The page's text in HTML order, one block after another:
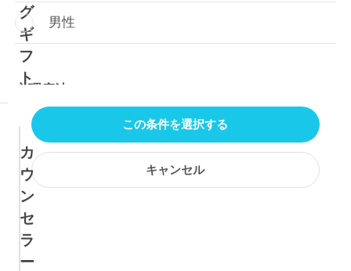
グ
ギ
フ
ト
カ
ウ
ン
セ
ラ
ー
男性
心理療法
認知行動療法
精神分析的心理療法
この条件を選択する
キャンセル